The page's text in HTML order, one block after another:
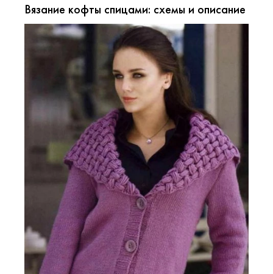
Вязание кофты спицами: схемы и описание